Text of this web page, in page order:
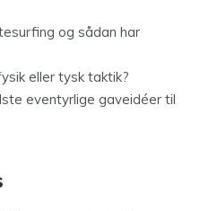
og sådan har
eller tysk taktik?
eventyrlige gaveidéer til